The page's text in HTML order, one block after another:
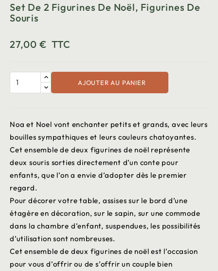
Set De 2 Figurines De Noël, Figurines De
Souris
27,00 € TTC
AJOUTER AU PANIER
Noa et Noel vont enchanter petits et grands, avec leurs
bouilles sympathiques et leurs couleurs chatoyantes.
Cet ensemble de deux figurines de noël représente
deux souris sorties directement d’un conte pour
enfants, que l’on a envie d’adopter dès le premier
regard.
Pour décorer votre table, assises sur le bord d’une
étagère en décoration, sur le sapin, sur une commode
dans la chambre d’enfant, suspendues, les possibilités
d’utilisation sont nombreuses.
Cet ensemble de deux figurines de noël est l’occasion
pour vous d’offrir ou de s’offrir un couple bien